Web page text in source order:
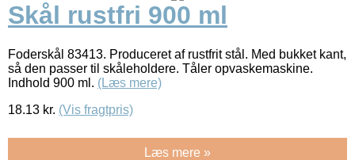
Skål rustfri 900 ml
Foderskål 83413. Produceret af rustfrit stål. Med bukket kant,
så den passer til skåleholdere. Tåler opvaskemaskine.
Indhold 900 ml. (Læs mere)
18.13 kr. (Vis fragtpris)
Læs mere »